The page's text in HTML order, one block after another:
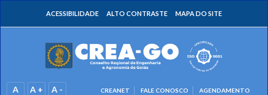
ACESSIBILIDADE ALTO CONTRASTE MAPA DO SITE
A A + A - CREANET FALE CONOSCO AGENDAMENTO